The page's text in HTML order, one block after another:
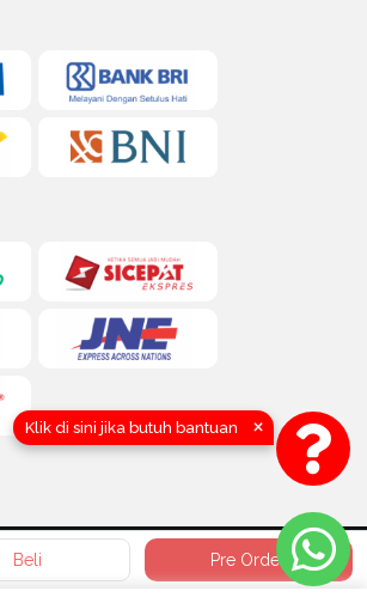
Klik di sini jika butuh bantuan ×
Beli Pre Order
2026 by TOKOQUICK.ID | CV. KARYA HIDUP
TRAKTOR) Yogyakarta, Indonesia